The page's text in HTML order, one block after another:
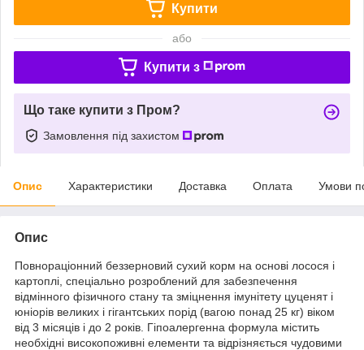
Купити
або
Купити з
Що таке купити з Пром?
Замовлення під захистом
Опис Характеристики Доставка Оплата Умови
Опис
Повнораціонний беззерновий сухий корм на основі лосося і
картоплі, спеціально розроблений для забезпечення
відмінного фізичного стану та зміцнення імунітету цуценят і
юніорів великих і гігантських порід (вагою понад 25 кг) віком
від 3 місяців і до 2 років. Гіпоалергенна формула містить
необхідні високопоживні елементи та відрізняється чудовими